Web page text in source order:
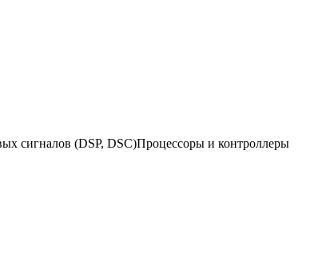
сигналов (DSP, DSC)Процессоры и контроллеры